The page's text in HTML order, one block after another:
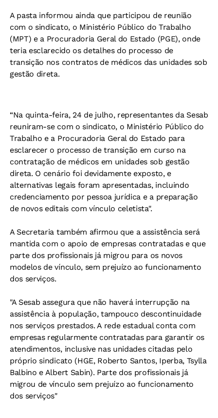
A pasta informou ainda que participou de reunião
com o sindicato, o Ministério Público do Trabalho
(MPT) e a Procuradoria Geral do Estado (PGE), onde
teria esclarecido os detalhes do processo de
transição nos contratos de médicos das unidades sob
gestão direta.
“Na quinta-feira, 24 de julho, representantes da Sesab
reuniram-se com o sindicato, o Ministério Público do
Trabalho e a Procuradoria Geral do Estado para
esclarecer o processo de transição em curso na
contratação de médicos em unidades sob gestão
direta. O cenário foi devidamente exposto, e
alternativas legais foram apresentadas, incluindo
credenciamento por pessoa jurídica e a preparação
de novos editais com vínculo celetista".
A Secretaria também afirmou que a assistência será
mantida com o apoio de empresas contratadas e que
parte dos profissionais já migrou para os novos
modelos de vínculo, sem prejuízo ao funcionamento
dos serviços.
"A Sesab assegura que não haverá interrupção na
assistência à população, tampouco descontinuidade
nos serviços prestados. A rede estadual conta com
empresas regularmente contratadas para garantir os
atendimentos, inclusive nas unidades citadas pelo
próprio sindicato (HGE, Roberto Santos, Iperba, Tsylla
Balbino e Albert Sabin). Parte dos profissionais já
migrou de vínculo sem prejuízo ao funcionamento
dos serviços"